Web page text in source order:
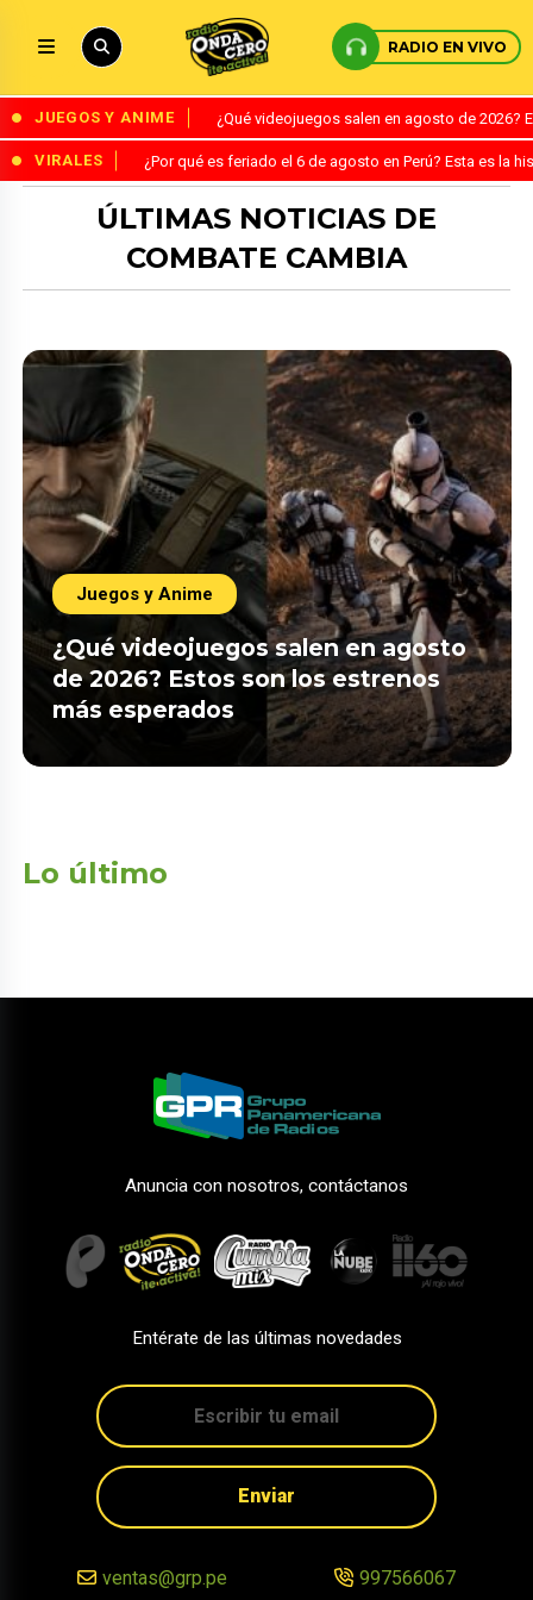
RADIO EN VIVO
JUEGOS Y ANIME ¿Qué videojuegos salen en agosto de
VIRALES ¿Por qué es feriado el 6 de agosto en Perú? Esta es la
ÚLTIMAS NOTICIAS DE
COMBATE CAMBIA
Juegos y Anime
¿Qué videojuegos salen en agosto
de 2026? Estos son los estrenos
más esperados
Lo último
Anuncia con nosotros, contáctanos
Entérate de las últimas novedades
Enviar
ventas@grp.pe 997566067